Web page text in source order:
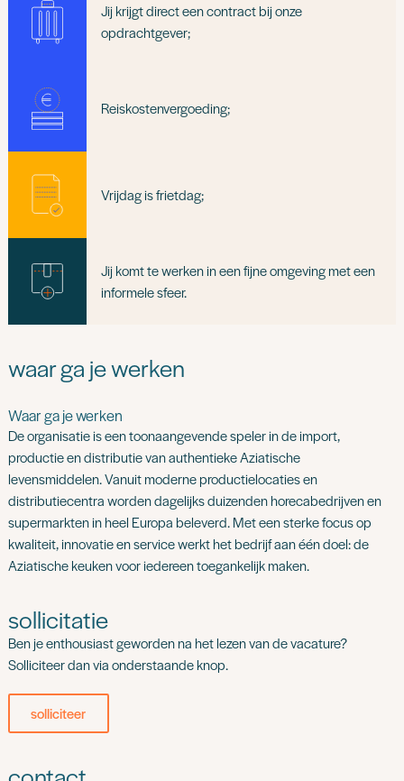
Jij krijgt direct een contract bij onze
opdrachtgever;
Reiskostenvergoeding;
Vrijdag is frietdag;
Jij komt te werken in een fijne omgeving met een
informele sfeer.
waar ga je werken
Waar ga je werken
De organisatie is een toonaangevende speler in de import,
productie en distributie van authentieke Aziatische
levensmiddelen. Vanuit moderne productielocaties en
distributiecentra worden dagelijks duizenden horecabedrijven en
supermarkten in heel Europa beleverd. Met een sterke focus op
kwaliteit, innovatie en service werkt het bedrijf aan één doel: de
Aziatische keuken voor iedereen toegankelijk maken.
sollicitatie
Ben je enthousiast geworden na het lezen van de vacature?
Solliciteer dan via onderstaande knop.
solliciteer